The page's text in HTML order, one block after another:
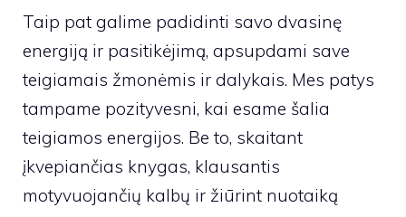
Taip pat galime padidinti savo dvasinę
energiją ir pasitikėjimą, apsupdami save
teigiamais žmonėmis ir dalykais. Mes patys
tampame pozityvesni, kai esame šalia
teigiamos energijos. Be to, skaitant
įkvepiančias knygas, klausantis
motyvuojančių kalbų ir žiūrint nuotaiką